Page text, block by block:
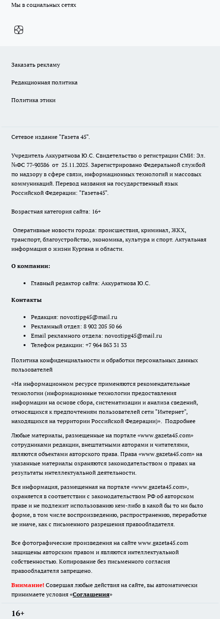
Мы в социальных сетях
Заказать рекламу
Редакционная политика
Политика этики
Сетевое издание "Газета 45".
Учредитель Аккуратнова Ю.С. Свидетельство о регистрации СМИ: Эл.
№ФС 77-90386 от 25.11.2025. Зарегистрировано Федеральной службой
по надзору в сфере связи, информационных технологий и массовых
коммуникаций. Перевод названия на государственный язык
Российской Федерации: "Газета45".
Возрастная категория сайта: 16+
Оперативные новости города: происшествия, криминал, ЖКХ,
транспорт, благоустройство, экономика, культура и спорт. Актуальная
информация о жизни Кургана и области.
О компании:
Главный редактор сайта: Аккуратнова Ю.С.
Контакты
Редакция: novostipg45@mail.ru
Рекламный отдел: 8 902 205 50 66
Email рекламного отдела: novostipg45@mail.ru
Телефон редакции: +7 964 863 31 33
Политика конфиденциальности и обработки персональных данных
пользователей
«На информационном ресурсе применяются рекомендательные
технологии (информационные технологии предоставления
информации на основе сбора, систематизации и анализа сведений,
относящихся к предпочтениям пользователей сети "Интернет",
находящихся на территории Российской Федерации)». Подробнее
Любые материалы, размещенные на портале «www.gazeta45.com»
сотрудниками редакции, внештатными авторами и читателями,
являются объектами авторского права. Права «www.gazeta45.com» на
указанные материалы охраняются законодательством о правах на
результаты интеллектуальной деятельности.
Вся информация, размещенная на портале «www.gazeta45.com»,
охраняется в соответствии с законодательством РФ об авторском
праве и не подлежит использованию кем-либо в какой бы то ни было
форме, в том числе воспроизведению, распространению, переработке
не иначе, как с письменного разрешения правообладателя.
Все фотографические произведения на сайте www.gazeta45.com
защищены авторским правом и являются интеллектуальной
собственностью. Копирование без письменного согласия
правообладателя запрещено.
Внимание! Совершая любые действия на сайте, вы автоматически
принимаете условия «Cоглашения»
16+